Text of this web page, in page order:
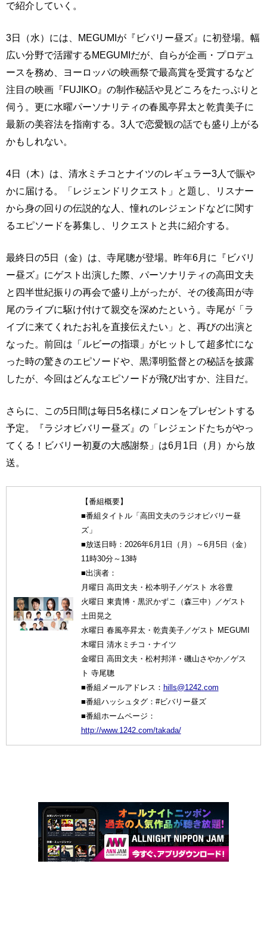
で紹介していく。
3日（水）には、MEGUMIが『ビバリー昼ズ』に初登場。幅
広い分野で活躍するMEGUMIだが、自らが企画・プロデュ
ースを務め、ヨーロッパの映画祭で最高賞を受賞するなど
注目の映画『FUJIKO』の制作秘話や見どころをたっぷりと
伺う。更に水曜パーソナリティの春風亭昇太と乾貴美子に
最新の美容法を指南する。3人で恋愛観の話でも盛り上がる
かもしれない。
4日（木）は、清水ミチコとナイツのレギュラー3人で賑や
かに届ける。「レジェンドリクエスト」と題し、リスナー
から身の回りの伝説的な人、憧れのレジェンドなどに関す
るエピソードを募集し、リクエストと共に紹介する。
最終日の5日（金）は、寺尾聰が登場。昨年6月に『ビバリ
ー昼ズ』にゲスト出演した際、パーソナリティの高田文夫
と四半世紀振りの再会で盛り上がったが、その後高田が寺
尾のライブに駆け付けて親交を深めたという。寺尾が「ラ
イブに来てくれたお礼を直接伝えたい」と、再びの出演と
なった。前回は「ルビーの指環」がヒットして超多忙にな
った時の驚きのエピソードや、黒澤明監督との秘話を披露
したが、今回はどんなエピソードが飛び出すか、注目だ。
さらに、この5日間は毎日5名様にメロンをプレゼントする
予定。『ラジオビバリー昼ズ』の「レジェンドたちがやっ
てくる！ビバリー初夏の大感謝祭」は6月1日（月）から放
送。
【番組概要】
■番組タイトル「高田文夫のラジオビバリー昼
ズ」
■放送日時：2026年6月1日（月）～6月5日（金）
11時30分～13時
■出演者：
月曜日 高田文夫・松本明子／ゲスト 水谷豊
火曜日 東貴博・黒沢かずこ（森三中）／ゲスト
土田晃之
水曜日 春風亭昇太・乾貴美子／ゲスト MEGUMI
木曜日 清水ミチコ・ナイツ
金曜日 高田文夫・松村邦洋・磯山さやか／ゲス
ト 寺尾聰
■番組メールアドレス： hills@1242.com
■番組ハッシュタグ：#ビバリー昼ズ
■番組ホームページ：
http://www.1242.com/takada/